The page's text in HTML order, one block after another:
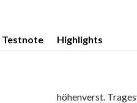
Testnote Highlights
höhenverst.